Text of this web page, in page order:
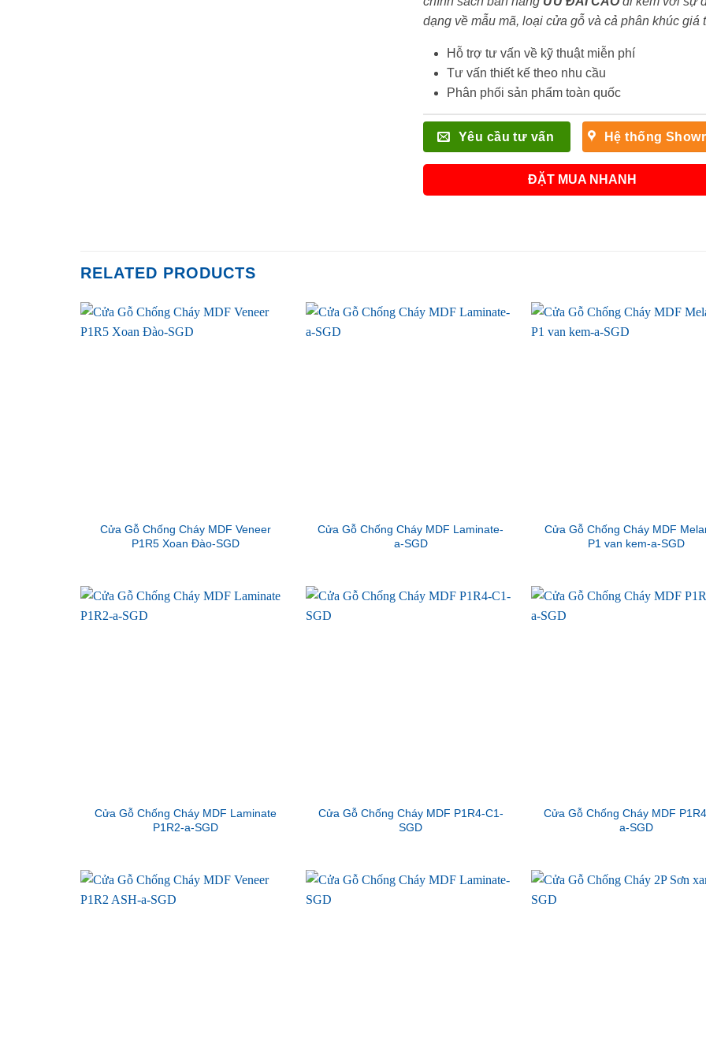
dạng về mẫu mã, loại cửa gỗ và cả phân khúc giá
Hỗ trợ tư vấn về kỹ thuật miễn phí
Tư vấn thiết kế theo nhu cầu
Phân phối sản phẩm toàn quốc
Yêu cầu tư vấn Hệ thống
ĐẶT MUA NHANH
RELATED PRODUCTS
Cửa Gỗ Chống Cháy MDF Veneer
P1R5 Xoan Đào-SGD
Cửa Gỗ Chống Cháy MDF Laminate-
a-SGD
Cửa Gỗ Chống Cháy MDF
P1 van kem-a-SGD
Cửa Gỗ Chống Cháy MDF Laminate
P1R2-a-SGD
Cửa Gỗ Chống Cháy MDF P1R4-C1-
SGD
Cửa Gỗ Chống Cháy MDF
a-SGD